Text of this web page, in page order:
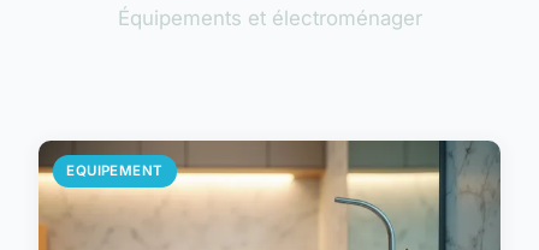
Équipements et électroménager
EQUIPEMENT